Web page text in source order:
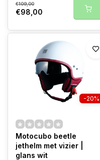
€109,00
€98,00
-20%
Motocubo beetle
jethelm met vizier |
glans wit